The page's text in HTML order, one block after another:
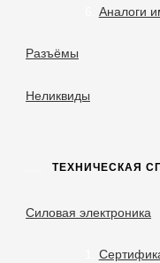
Аналоги
Разъёмы
Неликвиды
ТЕХНИЧЕСКАЯ
Силовая электроника